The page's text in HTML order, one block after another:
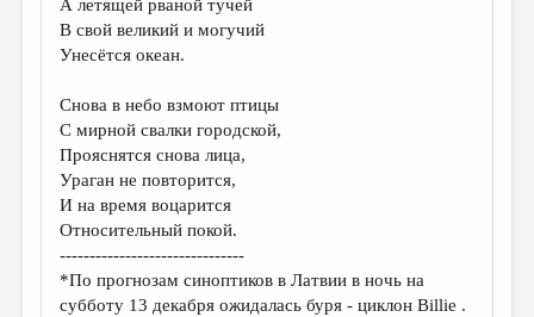
ПУБЛИЦИСТИКА
РЕЦЕНЗИРОВАНИЕ
ТРЕДИАКОВСКИЙ
МЕДИА
ВКОНТАКТЕ
А летящей рваной тучей
В свой великий и могучий
Унесётся океан.
Снова в небо взмоют птицы
С мирной свалки городской,
Прояснятся снова лица,
Ураган не повторится,
И на время воцарится
Относительный покой.
-------------------------------
*По прогнозам синоптиков в Латвии в ночь на
субботу 13 декабря ожидалась буря - циклон Billie .